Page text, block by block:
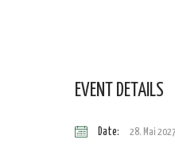
EVENT DETAILS
Date: 28. Mai